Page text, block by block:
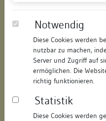
Notwendig
Diese Cookies werden
nutzbar zu machen,
Server und Zugriff auf
ermöglichen. Die
richtig funktionieren.
Statistik
Diese Cookies werden
208885819712/Datum:
Datenbestand:
Objektdaten